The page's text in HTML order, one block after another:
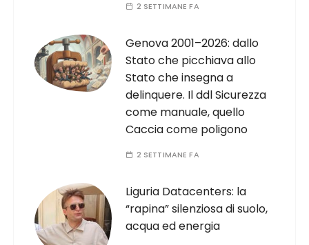
2 SETTIMANE FA
Genova 2001–2026: dallo
Stato che picchiava allo
Stato che insegna a
delinquere. Il ddl Sicurezza
come manuale, quello
Caccia come poligono
2 SETTIMANE FA
Liguria Datacenters: la
“rapina” silenziosa di suolo,
acqua ed energia